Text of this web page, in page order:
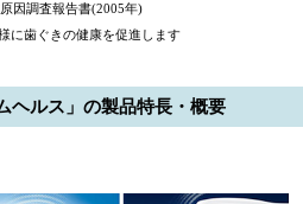
因調査報告書(2005年)
に歯ぐきの健康を促進します
ヘルス」の製品特長・概要